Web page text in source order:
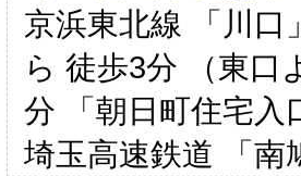
京浜東北線 「川口
ら 徒歩3分 （東口
分 「朝日町住宅入
埼玉高速鉄道 「南